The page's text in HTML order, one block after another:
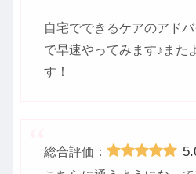
自宅でできるケアのアド
で早速やってみます♪また
す！
総合評価：